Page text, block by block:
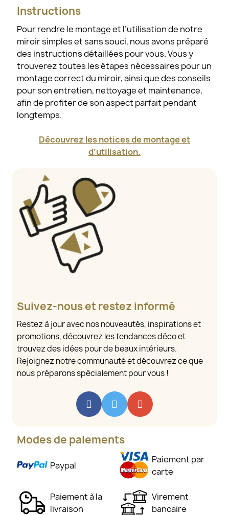
Instructions
Pour rendre le montage et l’utilisation de notre
miroir simples et sans souci, nous avons préparé
des instructions détaillées pour vous. Vous y
trouverez toutes les étapes nécessaires pour un
montage correct du miroir, ainsi que des conseils
pour son entretien, nettoyage et maintenance,
afin de profiter de son aspect parfait pendant
longtemps.
Découvrez les notices de montage et
d’utilisation.
Suivez-nous et restez informé
Restez à jour avec nos nouveautés, inspirations et
promotions, découvrez les tendances déco et
trouvez des idées pour de beaux intérieurs.
Rejoignez notre communauté et découvrez ce que
nous préparons spécialement pour vous !
Modes de paiements
Paypal
Paiement par
carte
Paiement à la
livraison
Virement
bancaire